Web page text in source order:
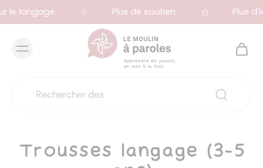
le langage. Plus de soutien. Plus
Trousses langage (3-5